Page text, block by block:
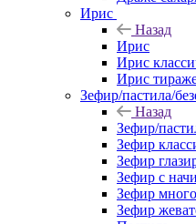
Ирис
Назад
Ирис
Ирис
Ирис
Зефир/пастила/
Назад
Зефир/
Зефир
Зефир
Зефир с
Зефир
Зефир